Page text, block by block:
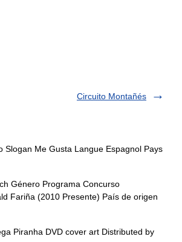
Circuito Montañés
Me Gusta Langue Espagnol Pays
Género Programa Concurso
Fariña (2010 Presente) País de origen
Piranha DVD cover art Distributed by